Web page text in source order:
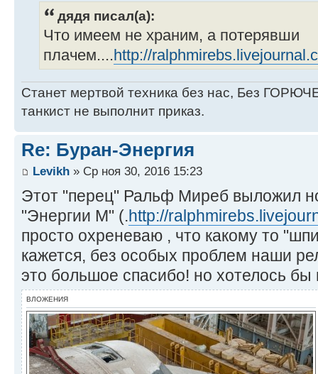
дядя писал(а):
Что имеем не храним, а потерявши
плачем.... http://
Станет мертвой техника без нас, Без
танкист не выполнит приказ.
Re: Буран-Энергия
Levikh » Ср ноя 30, 2016 15:23
Этот "перец" Ральф Миреб выложил
"Энергии М" (.http://
просто охреневаю , что какому то
кажется, без особых проблем наши
это большое спасибо! но хотелось
ВЛОЖЕНИЯ